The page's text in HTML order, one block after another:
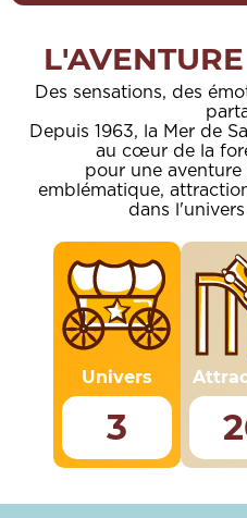
Des sensations, des
Depuis 1963, la Mer de
au cœur de la
pour une
emblématique,
dans
Univers
3